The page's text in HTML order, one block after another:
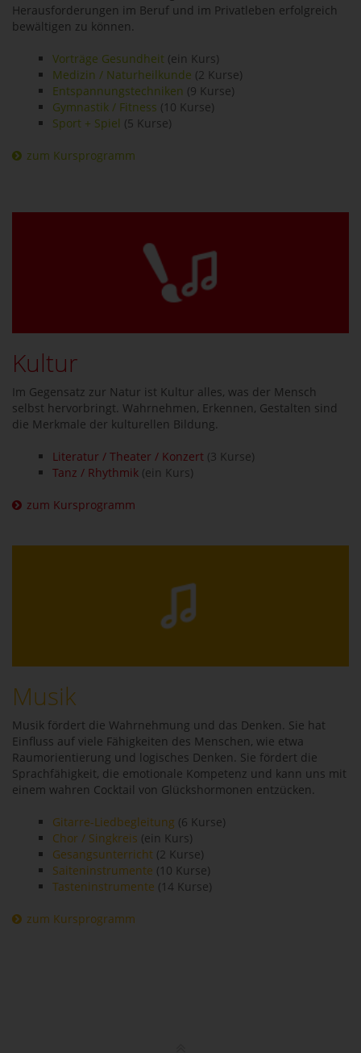
Herausforderungen im Beruf und im Privatleben erfolgreich
bewältigen zu können.
Vorträge Gesundheit (ein Kurs)
Medizin / Naturheilkunde (2 Kurse)
Entspannungstechniken (9 Kurse)
Gymnastik / Fitness (10 Kurse)
Sport + Spiel (5 Kurse)
zum Kursprogramm
Kultur
Im Gegensatz zur Natur ist Kultur alles, was der Mensch
selbst hervorbringt. Wahrnehmen, Erkennen, Gestalten sind
die Merkmale der kulturellen Bildung.
Literatur / Theater / Konzert (3 Kurse)
Tanz / Rhythmik (ein Kurs)
zum Kursprogramm
Musik
Musik fördert die Wahrnehmung und das Denken. Sie hat
Einfluss auf viele Fähigkeiten des Menschen, wie etwa
Raumorientierung und logisches Denken. Sie fördert die
Sprachfähigkeit, die emotionale Kompetenz und kann uns mit
einem wahren Cocktail von Glückshormonen entzücken.
Gitarre-Liedbegleitung (6 Kurse)
Chor / Singkreis (ein Kurs)
Gesangsunterricht (2 Kurse)
Saiteninstrumente (10 Kurse)
Tasteninstrumente (14 Kurse)
zum Kursprogramm